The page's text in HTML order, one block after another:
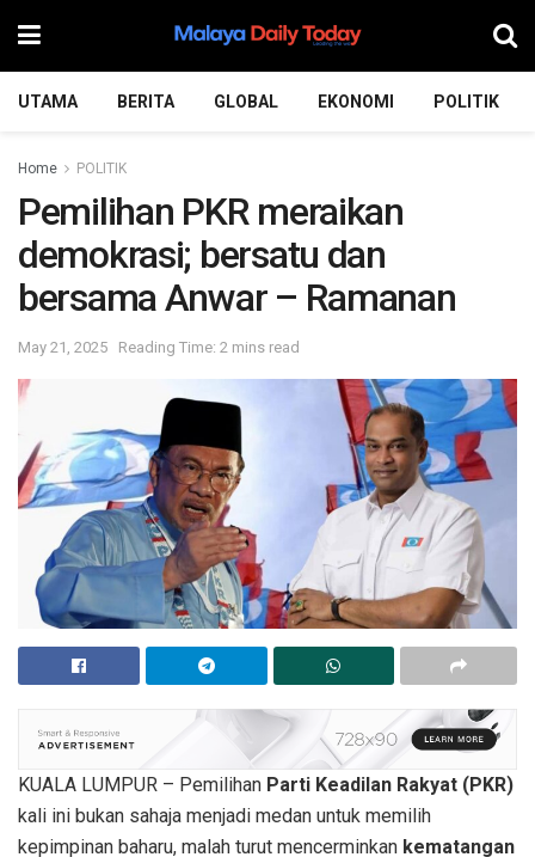
UTAMA BERITA GLOBAL EKONOMI POLITIK
Home POLITIK
Pemilihan PKR meraikan
demokrasi; bersatu dan
bersama Anwar – Ramanan
May 21, 2025 Reading Time: 2 mins read
KUALA LUMPUR – Pemilihan Parti Keadilan Rakyat (PKR)
kali ini bukan sahaja menjadi medan untuk memilih
kepimpinan baharu, malah turut mencerminkan kematangan